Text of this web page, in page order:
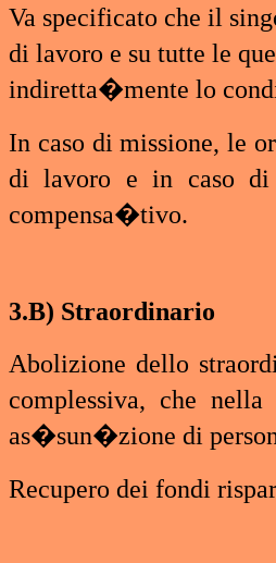
Va specificato che il
di lavoro e su tutte le
indiretta�mente lo
In caso di missione, le
di lavoro e in caso di
compensa�tivo.
3.B) Straordinario
Abolizione dello
complessiva, che
as�sun�zione di
Recupero dei fondi